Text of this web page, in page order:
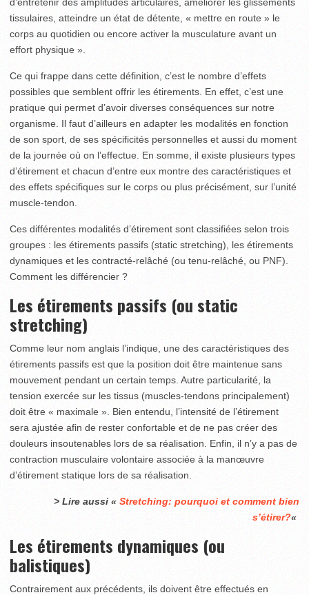
tissulaires, atteindre un état de détente, « mettre en route » le
corps au quotidien ou encore activer la musculature avant un
effort physique ».
Ce qui frappe dans cette définition, c’est le nombre d’effets
possibles que semblent offrir les étirements. En effet, c’est une
pratique qui permet d’avoir diverses conséquences sur notre
organisme. Il faut d’ailleurs en adapter les modalités en fonction
de son sport, de ses spécificités personnelles et aussi du moment
de la journée où on l’effectue. En somme, il existe plusieurs types
d’étirement et chacun d’entre eux montre des caractéristiques et
des effets spécifiques sur le corps ou plus précisément, sur l’unité
muscle-tendon.
Ces différentes modalités d’étirement sont classifiées selon trois
groupes : les étirements passifs (static stretching), les étirements
dynamiques et les contracté-relâché (ou tenu-relâché, ou PNF).
Comment les différencier ?
Les étirements passifs (ou static
stretching)
Comme leur nom anglais l’indique, une des caractéristiques des
étirements passifs est que la position doit être maintenue sans
mouvement pendant un certain temps. Autre particularité, la
tension exercée sur les tissus (muscles-tendons principalement)
doit être « maximale ». Bien entendu, l’intensité de l’étirement
sera ajustée afin de rester confortable et de ne pas créer des
douleurs insoutenables lors de sa réalisation. Enfin, il n’y a pas de
contraction musculaire volontaire associée à la manœuvre
d’étirement statique lors de sa réalisation.
> Lire aussi « Stretching: pourquoi et comment bien
s’étirer?«
Les étirements dynamiques (ou
balistiques)
Contrairement aux précédents, ils doivent être effectués en